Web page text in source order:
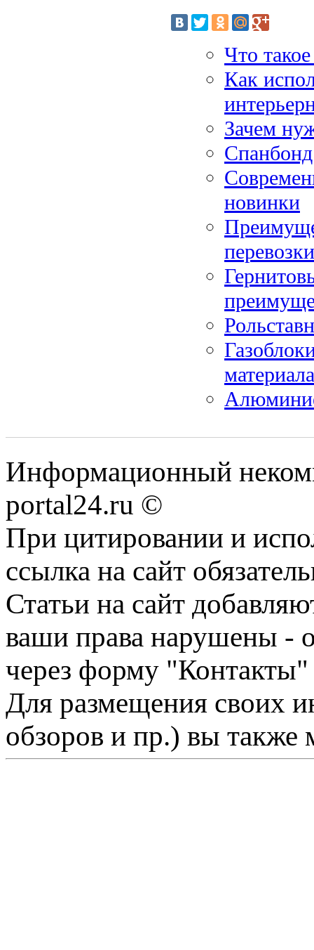
Что
Как
Зачем
новинки
материала
Информационный
portal24.ru ©
При цитировании и
ссылка на сайт
Статьи на сайт
ваши права нарушены -
через форму "Контакты"
Для размещения своих
обзоров и пр.) вы также